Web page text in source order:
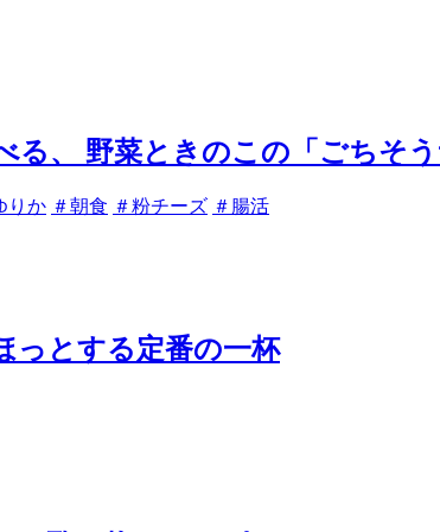
、 野菜ときのこの「ごちそう
りか ＃朝食 ＃粉チーズ ＃腸活
っとする定番の一杯